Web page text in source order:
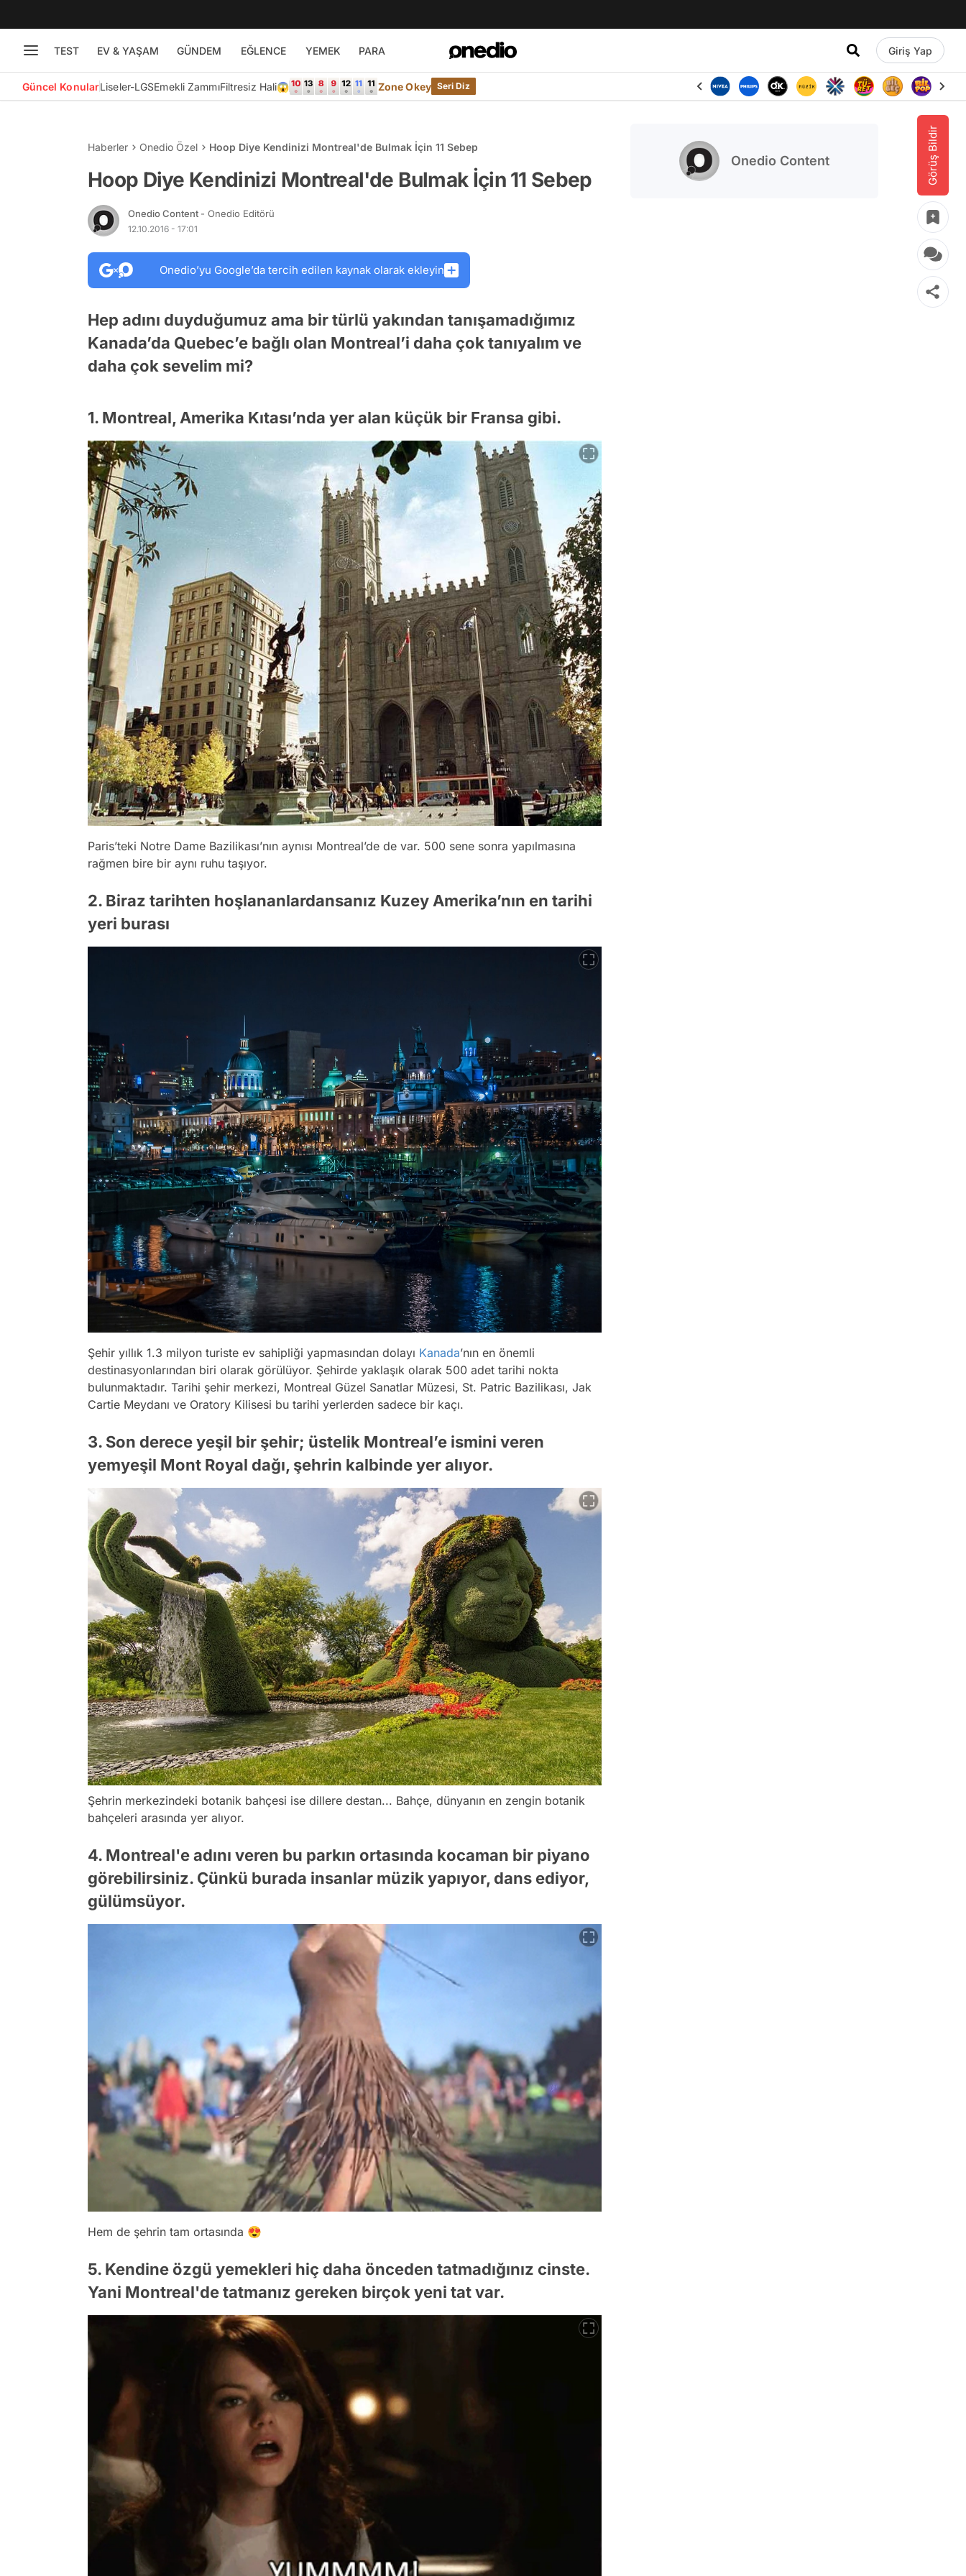
TEST EV & YAŞAM GÜNDEM EĞLENCE YEMEK PARA Giriş Yap
Güncel KonularLiseler-LGSEmekli ZammıFiltresiz Hali😱 Zone Okey Seri Diz
Görüş Bildir
Haberler Onedio Özel Hoop Diye Kendinizi Montreal'de Bulmak İçin 11 Sebep
Hoop Diye Kendinizi Montreal'de Bulmak İçin 11 Sebep
Onedio Content - Onedio Editörü
12.10.2016 - 17:01
Onedio’yu Google’da tercih edilen kaynak olarak ekleyin
Hep adını duyduğumuz ama bir türlü yakından tanışamadığımız
Kanada’da Quebec’e bağlı olan Montreal’i daha çok tanıyalım ve
daha çok sevelim mi?
1. Montreal, Amerika Kıtası’nda yer alan küçük bir Fransa gibi.
Paris’teki Notre Dame Bazilikası’nın aynısı Montreal’de de var. 500 sene sonra yapılmasına
rağmen bire bir aynı ruhu taşıyor.
2. Biraz tarihten hoşlananlardansanız Kuzey Amerika’nın en tarihi
yeri burası
Şehir yıllık 1.3 milyon turiste ev sahipliği yapmasından dolayı Kanada’nın en önemli
destinasyonlarından biri olarak görülüyor. Şehirde yaklaşık olarak 500 adet tarihi nokta
bulunmaktadır. Tarihi şehir merkezi, Montreal Güzel Sanatlar Müzesi, St. Patric Bazilikası, Jak
Cartie Meydanı ve Oratory Kilisesi bu tarihi yerlerden sadece bir kaçı.
3. Son derece yeşil bir şehir; üstelik Montreal’e ismini veren
yemyeşil Mont Royal dağı, şehrin kalbinde yer alıyor.
Şehrin merkezindeki botanik bahçesi ise dillere destan... Bahçe, dünyanın en zengin botanik
bahçeleri arasında yer alıyor.
4. Montreal'e adını veren bu parkın ortasında kocaman bir piyano
görebilirsiniz. Çünkü burada insanlar müzik yapıyor, dans ediyor,
gülümsüyor.
Hem de şehrin tam ortasında 😍
5. Kendine özgü yemekleri hiç daha önceden tatmadığınız cinste.
Yani Montreal'de tatmanız gereken birçok yeni tat var.
Onedio Content